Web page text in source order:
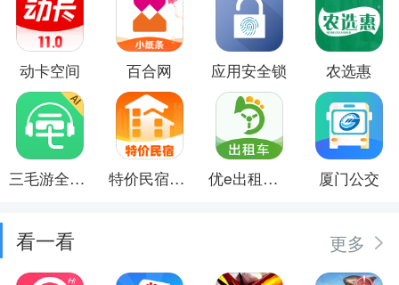
动卡空间 百合网 应用安全锁 农选惠
三毛游全球景点讲解语音导游 特价民宿预订 优e出租司机 厦门公交
看一看 更多